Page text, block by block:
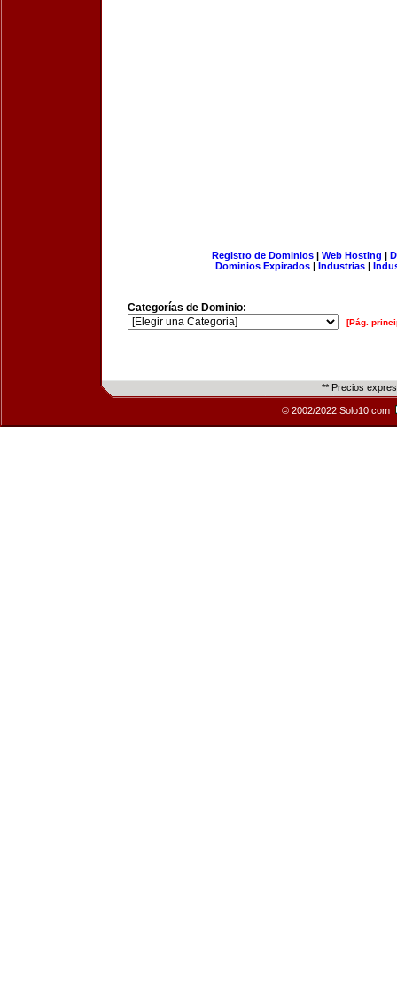
Registro de Dominios| Web Hosting |
Dominios Expirados | Industrias |
Categorías de Dominio:
[Pág.
** Precios
© 2002/2022 Solo10.com